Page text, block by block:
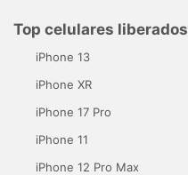
Top celulares liberados
iPhone 13
iPhone XR
iPhone 17 Pro
iPhone 11
iPhone 12 Pro Max